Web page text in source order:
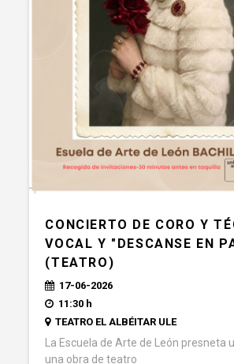
CONCIERTO DE CORO Y
VOCAL Y "DESCANSE EN
(TEATRO)
17-06-2026
11:30 h
TEATRO EL ALBÉITAR ULE
La Escuela de Arte de León presneta
una obra de teatro